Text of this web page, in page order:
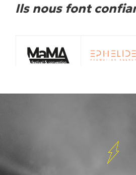
Ils nous font